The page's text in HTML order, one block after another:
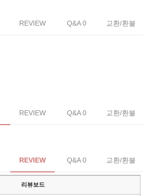
REVIEW Q&A 0 교환/환불
REVIEW Q&A 0 교환/환불
REVIEW Q&A 0 교환/환불
리뷰보드